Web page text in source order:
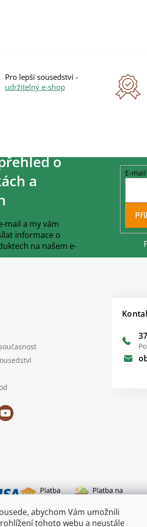
abychom Vám umožnili
tohoto webu a neustále
Pro lepší sousedství -
udržitelný e-shop
o
a
mail a my vám
informace o
na našem e-
E-mail
dopravy